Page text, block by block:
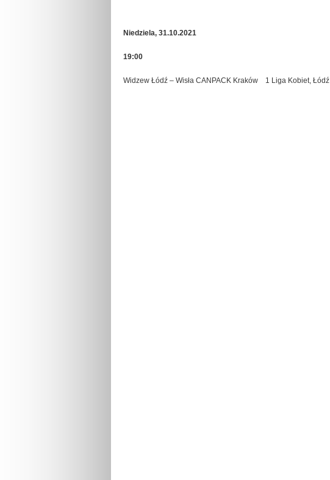
Niedziela, 31.10.2021
19:00
Widzew Łódź – Wisła CANPACK Kraków 1 Liga Kobiet, Łódź